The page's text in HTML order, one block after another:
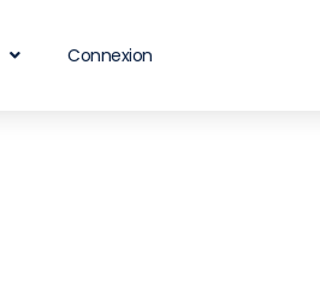
Connexion